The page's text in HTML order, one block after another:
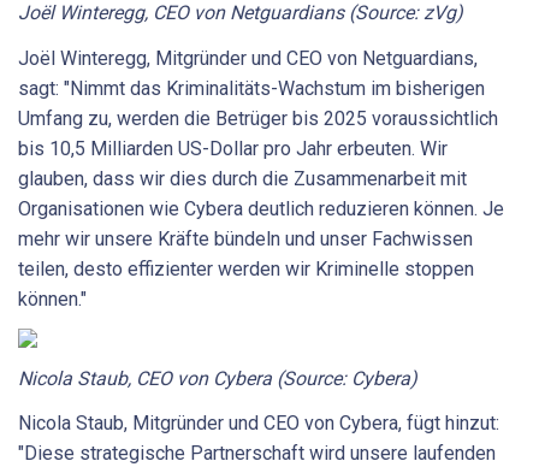
Joël Winteregg, CEO von Netguardians (Source: zVg)
Joël Winteregg, Mitgründer und CEO von Netguardians,
sagt: "Nimmt das Kriminalitäts-Wachstum im bisherigen
Umfang zu, werden die Betrüger bis 2025 voraussichtlich
bis 10,5 Milliarden US-Dollar pro Jahr erbeuten. Wir
glauben, dass wir dies durch die Zusammenarbeit mit
Organisationen wie Cybera deutlich reduzieren können. Je
mehr wir unsere Kräfte bündeln und unser Fachwissen
teilen, desto effizienter werden wir Kriminelle stoppen
können."
Nicola Staub, CEO von Cybera (Source: Cybera)
Nicola Staub, Mitgründer und CEO von Cybera, fügt hinzut:
"Diese strategische Partnerschaft wird unsere laufenden